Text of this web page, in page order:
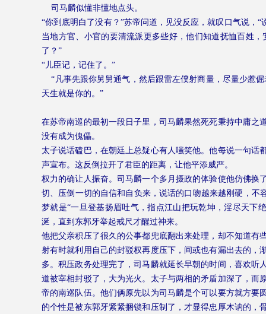
司马麟似懂非懂地点头。
“你到底明白了没有？”苏帝问道，见没反应，就叹口气说，
当地方官、小官的要清流派更多些好，他们知道抚恤百姓
了？”
“儿臣记，记住了。”
“凡事先跟你舅舅通气，然后跟雷左僕射商量，尽量少惹
天生就是你的。”
在苏帝南巡的最初一段日子里，司马麟果然死死秉持中庸
没有成为傀儡。
太子说话磕巴，在朝廷上总疑心有人嗤笑他。他每说一句
声宣布。这反倒拉开了君臣的距离，让他平添威严。
权力的确让人振奋。司马麟一个多月摄政的体验使他仿佛
切、压倒一切的自信和自负来，说话的口吻越来越刚硬，不
梦就是“一旦登基扬眉吐气，指点江山把玩乾坤，淫尽天下
涎，直到东郭牙举起戒尺才醒过神来。
他把父亲积压了很久的公事都兜底翻出来处理，却不知道
射有时就利用自己的封驳权再度压下，间或也有漏出去的
多。积压政务处理完了，司马麟就延长早朝的时间，喜欢
道被宰相封驳了，大为光火。太子与两相的矛盾加深了，
帝的南巡队伍。他们俩原先以为司马麟是个可以要方就方
的个性是被东郭牙紧紧捆锁和压制了，才显得忠厚木讷的